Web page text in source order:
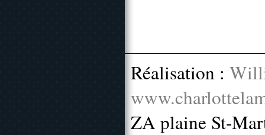
Réalisation :
ZA plaine St-